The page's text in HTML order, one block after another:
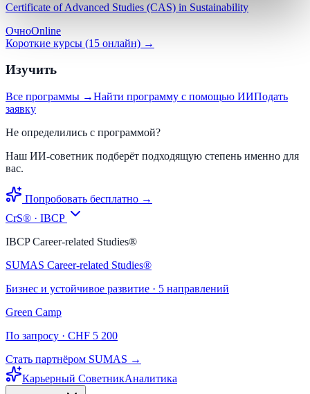
Certificate of Advanced Studies (CAS) in Sustainability
ОчноOnline
Короткие курсы (15 онлайн) →
Изучить
Все программы →Найти программу с помощью ИИПодать
заявку
Не определились с программой?
Наш ИИ-советник подберёт подходящую степень именно для
вас.
Попробовать бесплатно →
CrS® · IBCP
IBCP Career-related Studies®
SUMAS Career-related Studies®
Бизнес и устойчивое развитие · 5 направлений
Green Camp
По запросу · CHF 5 200
Стать партнёром SUMAS →
Карьерный СоветникАналитика